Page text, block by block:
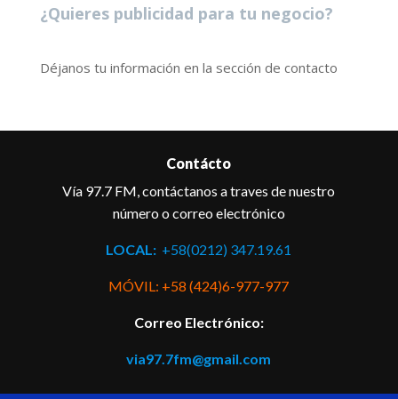
¿Quieres publicidad para tu negocio?
Déjanos tu información en la sección de contacto
Contácto
Vía 97.7 FM, contáctanos a traves de nuestro
número o correo electrónico
LOCAL: +58(0212) 347.19.61
MÓVIL: +58 (424)6-977-977
Correo Electrónico:
via97.7fm@gmail.com